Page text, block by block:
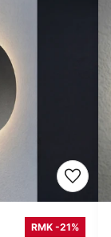
RMK -21%